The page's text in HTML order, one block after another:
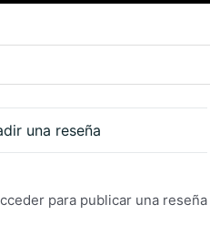
una reseña
para publicar una reseña